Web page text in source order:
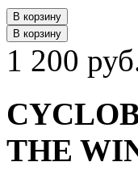
В корзину
В корзину
1 200
THE